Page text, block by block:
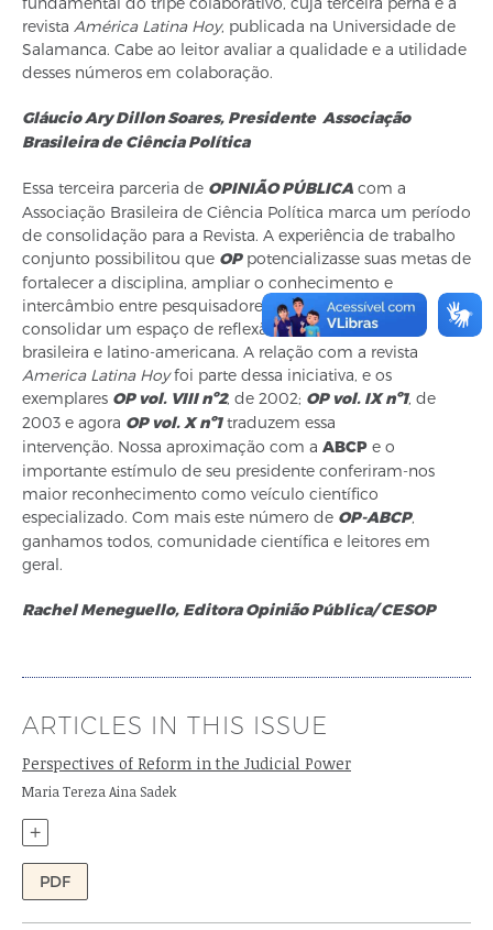
revista América Latina Hoy, publicada na Universidade de
Salamanca. Cabe ao leitor avaliar a qualidade e a utilidade
desses números em colaboração.
Gláucio Ary Dillon Soares, Presidente Associação
Brasileira de Ciência Política
Essa terceira parceria de OPINIÃO PÚBLICA com a
Associação Brasileira de Ciência Política marca um período
de consolidação para a Revista. A experiência de trabalho
conjunto possibilitou que OPpotencializasse suas metas de
fortalecer a disciplina, ampliar o conhecimento e
intercâmbio entre pesquisadores e seus trabalhos,
consolidar um espaço de reflexão sobre as realidades
brasileira e latino-americana. A relação com a revista
America Latina Hoyfoi parte dessa iniciativa, e os
exemplares OP vol. VIII nº2, de 2002; OP vol. IX nº1, de
2003 e agora OP vol.X nº1traduzem essa
intervenção. Nossa aproximação com a ABCP e o
importante estímulo de seu presidente conferiram-nos
maior reconhecimento como veículo científico
especializado. Com mais este número de OP-ABCP,
ganhamos todos, comunidade científica e leitores em
geral.
Rachel Meneguello, EditoraOpinião Pública/ CESOP
ARTICLES IN THIS ISSUE
Perspectives of Reform in the Judicial Power
Author:
Maria Tereza Aina Sadek
+
PDF